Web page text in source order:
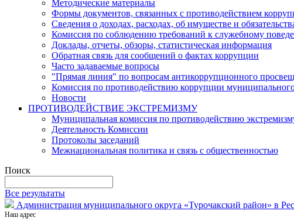
Методические материалы
Формы документов, связанных с противодействием
Сведения о доходах, расходах, об имуществе и
Комиссия по соблюдению требований к служебному
Доклады, отчеты, обзоры, статистическая информация
Обратная связь для сообщений о фактах коррупции
Часто задаваемые вопросы
"Прямая линия" по вопросам антикоррупционного
Комиссия по противодействию коррупции
Новости
ПРОТИВОДЕЙСТВИЕ ЭКСТРЕМИЗМУ
Муниципальная комиссия по противодействию
Деятельность Комиссии
Протоколы заседаний
Межнациональная политика и связь с общественностью
Поиск
Все результаты
Администрация муниципального округа «Турочакский район» в
Наш адрес